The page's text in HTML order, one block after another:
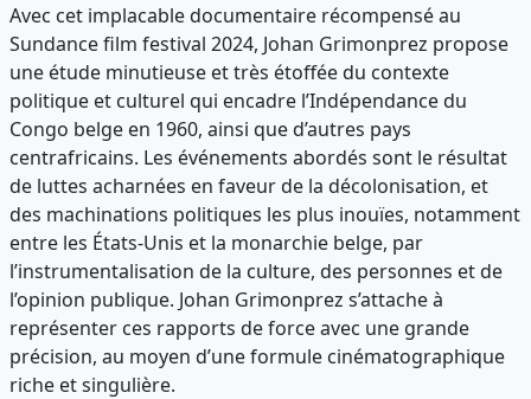
Avec cet implacable documentaire récompensé au
Sundance film festival 2024, Johan Grimonprez propose
une étude minutieuse et très étoffée du contexte
politique et culturel qui encadre l’Indépendance du
Congo belge en 1960, ainsi que d’autres pays
centrafricains. Les événements abordés sont le résultat
de luttes acharnées en faveur de la décolonisation, et
des machinations politiques les plus inouïes, notamment
entre les États-Unis et la monarchie belge, par
l’instrumentalisation de la culture, des personnes et de
l’opinion publique. Johan Grimonprez s’attache à
représenter ces rapports de force avec une grande
précision, au moyen d’une formule cinématographique
riche et singulière.